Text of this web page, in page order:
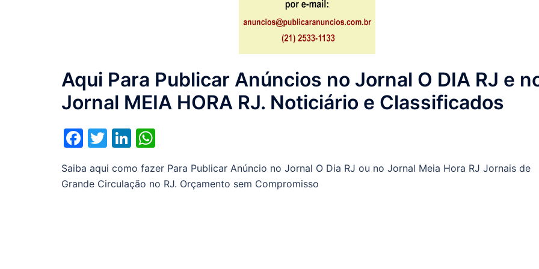
Aqui Para Publicar Anúncios no Jornal O DIA RJ e
Jornal MEIA HORA RJ. Noticiário e Classificados
Facebook
TwitterLinkedIn
Saiba aqui como fazer Para Publicar Anúncio no Jornal O Dia RJ ou no Jornal Meia Hora RJ Jornais de
Grande Circulação no RJ. Orçamento sem Compromisso